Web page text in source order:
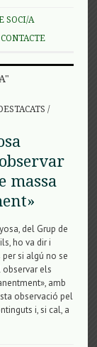
SOCI/A
CONTACTE
/
observar
massa
del Grup de
ho va dir i
si algú no se
observar els
amb
observació pel
i, si cal, a